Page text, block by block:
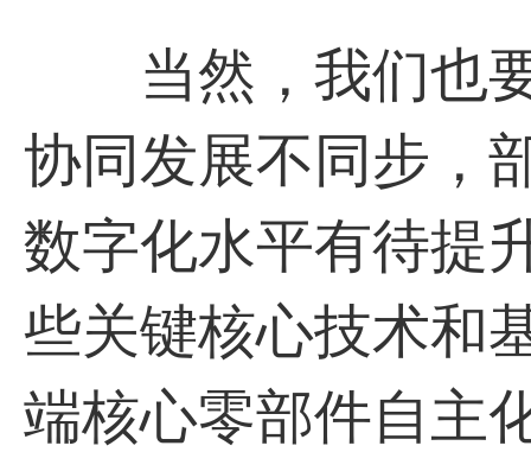
当然，我们也要
协同发展不同步，
数字化水平有待提
些关键核心技术和
端核心零部件自主